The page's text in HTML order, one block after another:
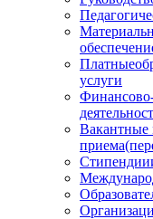
Платные
услуги
Финансово
Вакантные
Стипендии